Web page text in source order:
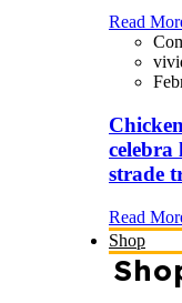
Read
celebra
strade
Read
Shop